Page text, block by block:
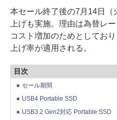
本セール終了後の7月14日（
上げも実施。理由は為替レ
コスト増加のためとしてお
上げ率が適用される。
目次
セール期間
USB4 Portable SSD
USB3.2 Gen2対応 Portable SSD